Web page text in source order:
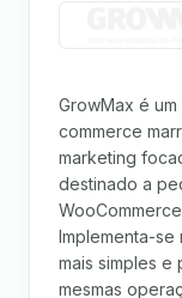
GrowMax é
commerce
marketing
destinado a
Implementa-
mais simples e
mesmas